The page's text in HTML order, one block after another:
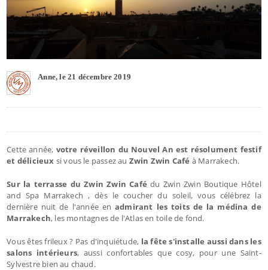
Anne, le 21 décembre 2019
Cette année, votre réveillon du Nouvel An est résolument festif
et délicieux si vous le passez au Zwin Zwin Café à Marrakech.
Sur la terrasse du Zwin Zwin Cafédu Zwin Zwin Boutique Hôtel
and Spa Marrakech , dès le coucher du soleil, vous célébrez la
dernière nuit de l'année enadmirant les toits de la médina de
Marrakech, les montagnes de l'Atlas en toile de fond.
Vous êtes frileux ? Pas d'inquiétude, la fête s'installe aussi dans les
salons intérieurs, aussi confortables que cosy, pour une Saint-
Sylvestre bien au chaud.